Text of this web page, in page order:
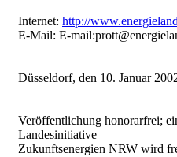
Internet: http://
E-Mail: E-
Düsseldorf, den 10. Januar
Veröffentlichung honorarfrei;
Landesinitiative
Zukunftsenergien NRW wird